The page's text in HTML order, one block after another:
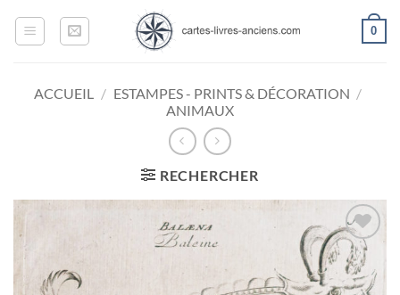
0
ACCUEIL / ESTAMPES - PRINTS & DÉCORATION /
ANIMAUX
RECHERCHER
Ajouter
à la
wishlist